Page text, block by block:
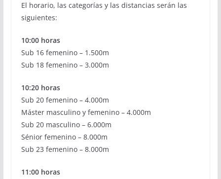
El horario, las categorías y las distancias serán las
siguientes:
10:00 horas
Sub 16 femenino – 1.500m
Sub 18 femenino – 3.000m
10:20 horas
Sub 20 femenino – 4.000m
Máster masculino y femenino – 4.000m
Sub 20 masculino – 6.000m
Sénior femenino – 8.000m
Sub 23 femenino – 8.000m
11:00 horas